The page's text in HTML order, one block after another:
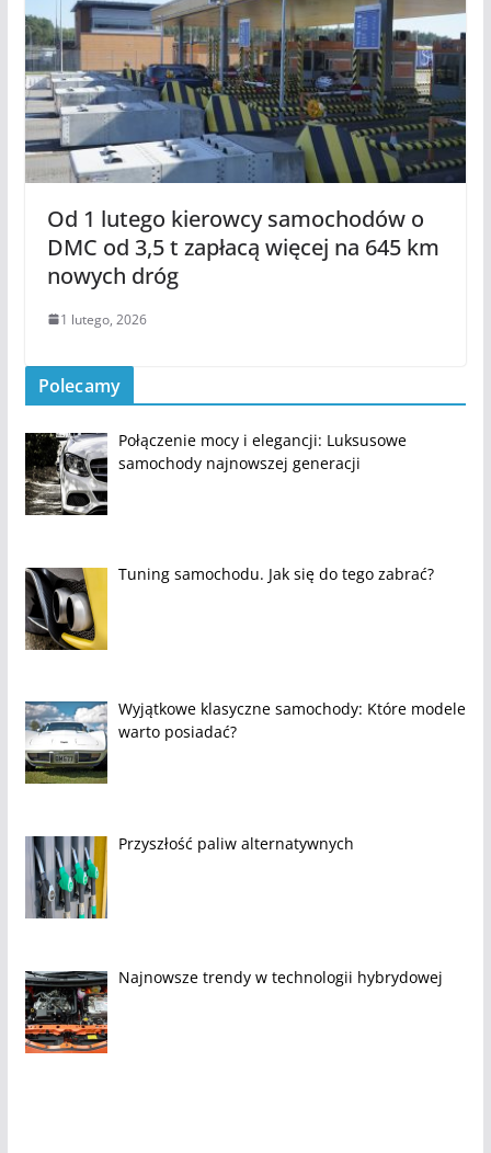
Od 1 lutego kierowcy samochodów o
DMC od 3,5 t zapłacą więcej na 645 km
nowych dróg
1 lutego, 2026
Polecamy
Połączenie mocy i elegancji: Luksusowe
samochody najnowszej generacji
Tuning samochodu. Jak się do tego zabrać?
Wyjątkowe klasyczne samochody: Które modele
warto posiadać?
Przyszłość paliw alternatywnych
Najnowsze trendy w technologii hybrydowej